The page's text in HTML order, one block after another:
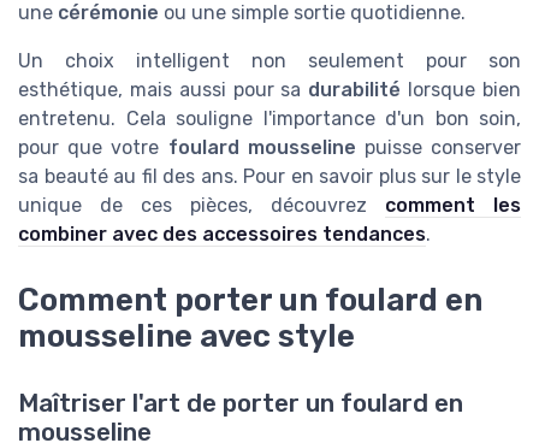
une cérémonie ou une simple sortie quotidienne.
Un choix intelligent non seulement pour son
esthétique, mais aussi pour sa durabilité lorsque bien
entretenu. Cela souligne l'importance d'un bon soin,
pour que votre foulard mousseline puisse conserver
sa beauté au fil des ans. Pour en savoir plus sur le style
unique de ces pièces, découvrez comment les
combiner avec des accessoires tendances.
Comment porter un foulard en
mousseline avec style
Maîtriser l'art de porter un foulard en
mousseline